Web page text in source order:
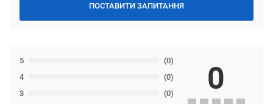
ПОСТАВИТИ ЗАПИТАННЯ
3 (0)
4 (0)
5 (0)
0